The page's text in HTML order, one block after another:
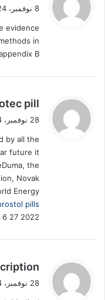
ق
ل
8 نوفمبر، 2024 الساعة 10:09 ص
evidence
in
B
ي
ق
ل
pill
28 نوفمبر، 2024 الساعة 2:31 م
by all the
future it
the
Novak
Energy
pills
6 27 2022
ي
ق
28 نوفمبر، 2024 الساعة 9:13 م